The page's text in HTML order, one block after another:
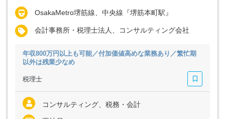
OsakaMetro堺筋線、中央線『堺筋本町駅』
会計事務所・税理士法人、コンサルティング会社
年収800万円以上も可能／付加価値高めな業務あり／繁忙期
以外は残業少なめ
税理士
コンサルティング、税務・会計